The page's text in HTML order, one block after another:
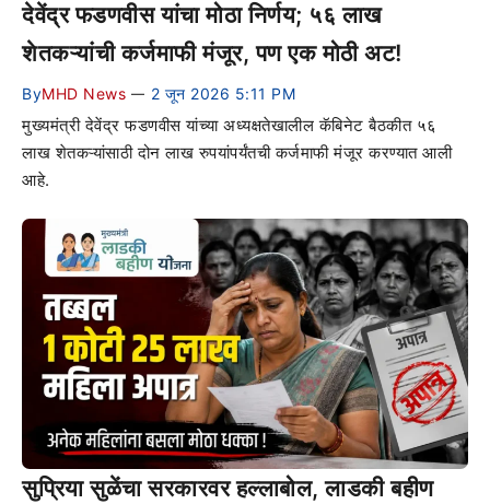
देवेंद्र फडणवीस यांचा मोठा निर्णय; ५६ लाख
शेतकऱ्यांची कर्जमाफी मंजूर, पण एक मोठी अट!
ByMHD News — 2 जून 2026 5:11 PM
मुख्यमंत्री देवेंद्र फडणवीस यांच्या अध्यक्षतेखालील कॅबिनेट बैठकीत ५६
लाख शेतकऱ्यांसाठी दोन लाख रुपयांपर्यंतची कर्जमाफी मंजूर करण्यात आली
आहे.
सुप्रिया सुळेंचा सरकारवर हल्लाबोल, लाडकी बहीण